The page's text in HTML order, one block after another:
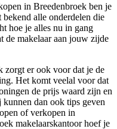
in Breedenbroek ben je
alle onderdelen die
hoe je alles nu in gang
de makelaar aan jouw zijde
zorgt er ook voor dat je de
Het komt veelal voor dat
de prijs waard zijn en
dan ook tips geven
of verkopen in
makelaarskantoor hoef je